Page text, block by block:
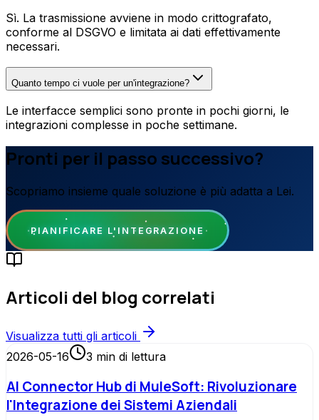
Sì. La trasmissione avviene in modo crittografato,
conforme al DSGVO e limitata ai dati effettivamente
necessari.
Quanto tempo ci vuole per un'integrazione?
Le interfacce semplici sono pronte in pochi giorni, le
integrazioni complesse in poche settimane.
Pronti per il passo successivo?
Scopriamo insieme quale soluzione è più adatta a Lei.
PIANIFICARE L'INTEGRAZIONE
Articoli del blog correlati
Visualizza tutti gli articoli
2026-05-16
3 min di lettura
AI Connector Hub di MuleSoft: Rivoluzionare
l'Integrazione dei Sistemi Aziendali